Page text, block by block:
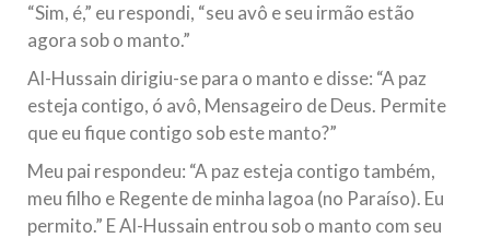
“Sim, é,” eu respondi, “seu avô e seu irmão estão
agora sob o manto.”
Al-Hussain dirigiu-se para o manto e disse: “A paz
esteja contigo, ó avô, Mensageiro de Deus. Permite
que eu fique contigo sob este manto?”
Meu pai respondeu: “A paz esteja contigo também,
meu filho e Regente de minha lagoa (no Paraíso). Eu
permito.” E Al-Hussain entrou sob o manto com seu